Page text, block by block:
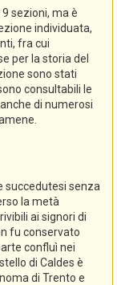
sezioni, ma è
individuata,
fra cui
per la storia del
sono stati
consultabili le
di numerosi
succedutesi senza
la metà
ai signori di
fu conservato
confluì nei
di Caldes è
di Trento e